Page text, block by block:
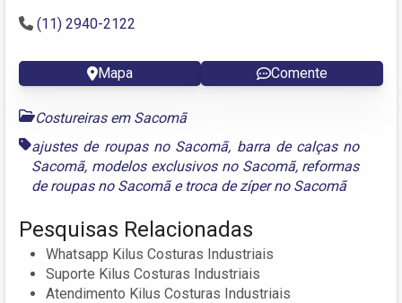
(11) 2940-2122
Mapa Comente
Costureiras em Sacomã
ajustes de roupas no Sacomã, barra de calças no
Sacomã, modelos exclusivos no Sacomã, reformas
de roupas no Sacomãe troca de zíper no Sacomã
Pesquisas Relacionadas
Whatsapp Kilus Costuras Industriais
Suporte Kilus Costuras Industriais
Atendimento Kilus Costuras Industriais